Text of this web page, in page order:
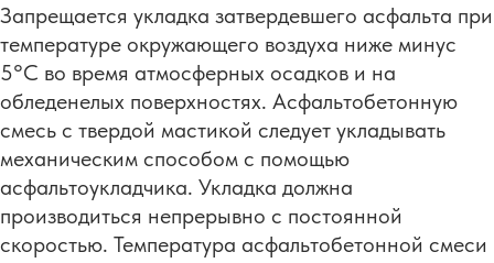
Запрещается укладка затвердевшего асфальта при
температуре окружающего воздуха ниже минус
5°С во время атмосферных осадков и на
обледенелых поверхностях. Асфальтобетонную
смесь с твердой мастикой следует укладывать
механическим способом с помощью
асфальтоукладчика. Укладка должна
производиться непрерывно с постоянной
скоростью. Температура асфальтобетонной смеси